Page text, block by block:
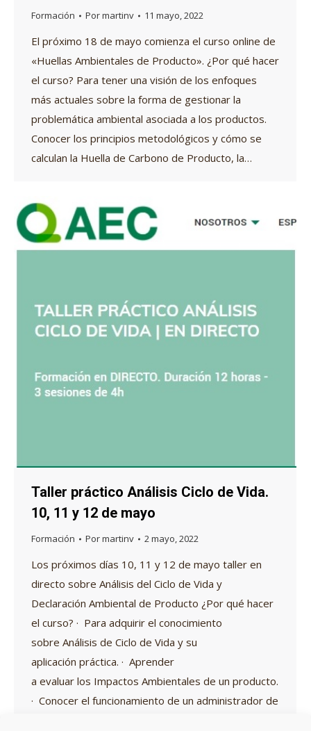
Formación Pormartinv 11 mayo, 2022
El próximo 18 de mayo comienza el curso online de
«Huellas Ambientales de Producto». ¿Por qué hacer
el curso? Para tener una visión de los enfoques
más actuales sobre la forma de gestionar la
problemática ambiental asociada a los productos.
Conocer los principios metodológicos y cómo se
calculan la Huella de Carbono de Producto, la…
Taller práctico Análisis Ciclo de Vida.
10, 11 y 12 de mayo
Formación Pormartinv 2 mayo, 2022
Los próximos días 10, 11 y 12 de mayo taller en
directo sobre Análisis del Ciclo de Vida y
Declaración Ambiental de Producto ¿Por qué hacer
el curso? · Para adquirir el conocimiento
sobre Análisis de Ciclo de Vida y su
aplicación práctica. · Aprender
a evaluar los Impactos Ambientales de un producto.
· Conocer el funcionamiento de un administrador de